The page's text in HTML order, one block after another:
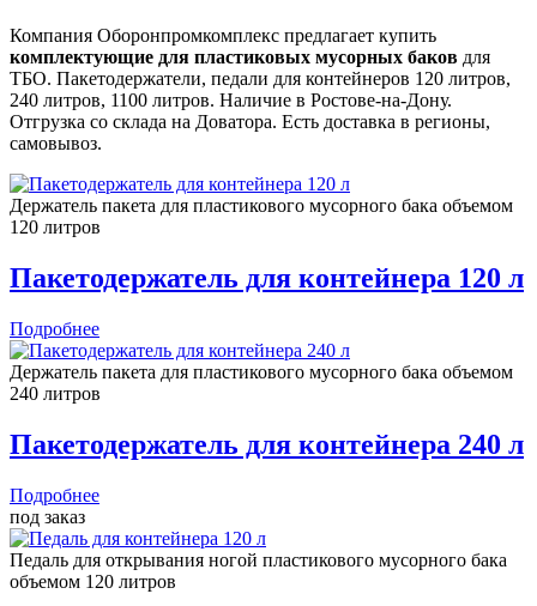
Компания Оборонпромкомплекс предлагает купить
комплектующие для пластиковых мусорных баков для
ТБО. Пакетодержатели, педали для контейнеров 120 литров,
240 литров, 1100 литров. Наличие в Ростове-на-Дону.
Отгрузка со склада на Доватора. Есть доставка в регионы,
самовывоз.
Держатель пакета для пластикового мусорного бака объемом
120 литров
Пакетодержатель для контейнера 120 л
Подробнее
Держатель пакета для пластикового мусорного бака объемом
240 литров
Пакетодержатель для контейнера 240 л
Подробнее
под заказ
Педаль для открывания ногой пластикового мусорного бака
объемом 120 литров